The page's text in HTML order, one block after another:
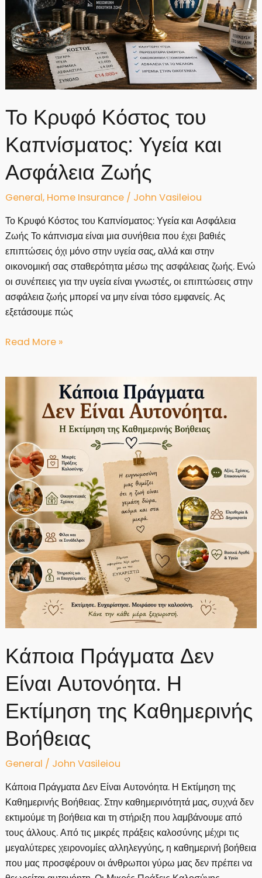
Πραγματική
Αξία
της
Ασφάλισης
Το Κρυφό Κόστος του
Καπνίσματος: Υγεία και
Ασφάλεια Ζωής
General, Home Insurance/ John Vasileiou
Το Κρυφό Κόστος του Καπνίσματος: Υγεία και Ασφάλεια
Ζωής Το κάπνισμα είναι μια συνήθεια που έχει βαθιές
επιπτώσεις όχι μόνο στην υγεία σας, αλλά και στην
οικονομική σας σταθερότητα μέσω της ασφάλειας ζωής. Ενώ
οι συνέπειες για την υγεία είναι γνωστές, οι επιπτώσεις στην
ασφάλεια ζωής μπορεί να μην είναι τόσο εμφανείς. Ας
εξετάσουμε πώς
Το
Καπνίσματος:
Υγεία
και
Ασφάλεια
Ζωής
Read More »
Κάποια Πράγματα Δεν
Είναι Αυτονόητα. Η
Εκτίμηση της Καθημερινής
Βοήθειας
General / John Vasileiou
Κάποια Πράγματα Δεν Είναι Αυτονόητα. Η Εκτίμηση της
Καθημερινής Βοήθειας. Στην καθημερινότητά μας, συχνά δεν
εκτιμούμε τη βοήθεια και τη στήριξη που λαμβάνουμε από
τους άλλους. Από τις μικρές πράξεις καλοσύνης μέχρι τις
μεγαλύτερες χειρονομίες αλληλεγγύης, η καθημερινή βοήθεια
που μας προσφέρουν οι άνθρωποι γύρω μας δεν πρέπει να